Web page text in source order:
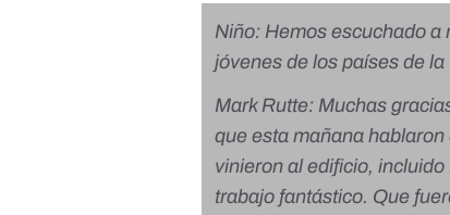
Niño: Hemos escuchado
jóvenes de los países de la
Mark Rutte: Muchas
que esta mañana
vinieron al edificio,
trabajo fantástico. Que